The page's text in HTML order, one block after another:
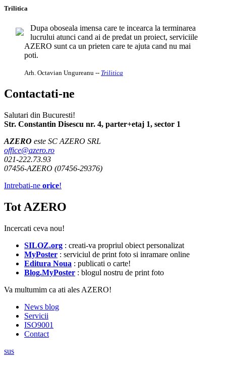
Trilitica
Dupa oboseala imensa care te incearca la terminarea
lucrului atunci cand ai de predat un proiect, serviciile
AZERO sunt ca un prieten care te ajuta cand nu mai
poti.
Arh. Octavian Ungureanu -- Trilitica
Contactati-ne
Salutari din Bucuresti!
Str. Constantin Disescu nr. 4, parter+etaj 1, sector 1
AZERO este SC AZERO SRL
office@azero.ro
021-222.73.93
07456-AZERO (07456-29376)
Intrebati-ne orice!
Tot AZERO
Incercati ceva nou!
SILOZ.org : creati-va propriul obiect personalizat
MyPoster : serviciul de print foto si inramare online
Editura Noua : publicati o carte!
Blog.MyPoster : blogul nostru de print foto
Va multumim ca ati ales AZERO!
News blog
Servicii
ISO9001
Contact
sus